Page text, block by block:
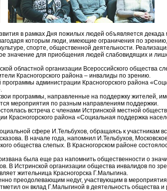
в рамках Дня пожилых людей объявляется
которым люди, имеющие ограничения по
спорте, общественной деятельности.
значение для приобщения людей слабовидящих и
областной организации Всероссийского общества
Красногорского района – инвалиды по зрению.
администрации Красногорского района
программы, направленные на поддержку жителей,
мероприятия по разным направлениям поддержки.
встреча с членами Истринской местной
Красногорского района «Социальная поддержка
сфере И.Тельбухов, обращаясь к участникам
В начале года, напомнил И.Тельбухов,
общества слепых. В Красногорском районе
была еще раз напомнить общественности о
В Истринской организации общества инвалидов по
жительница Красногорска Г.Малыгина.
преодолевающим недуг, участвующим в
он вклад Г.Малыгиной в деятельность общества и